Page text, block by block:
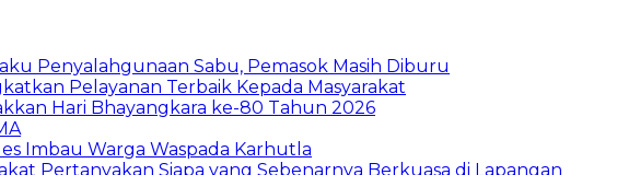
Penyalahgunaan Sabu, Pemasok Masih Diburu
Pelayanan Terbaik Kepada Masyarakat
Hari Bhayangkara ke-80 Tahun 2026
Imbau Warga Waspada Karhutla
Pertanyakan Siapa yang Sebenarnya Berkuasa di Lapangan